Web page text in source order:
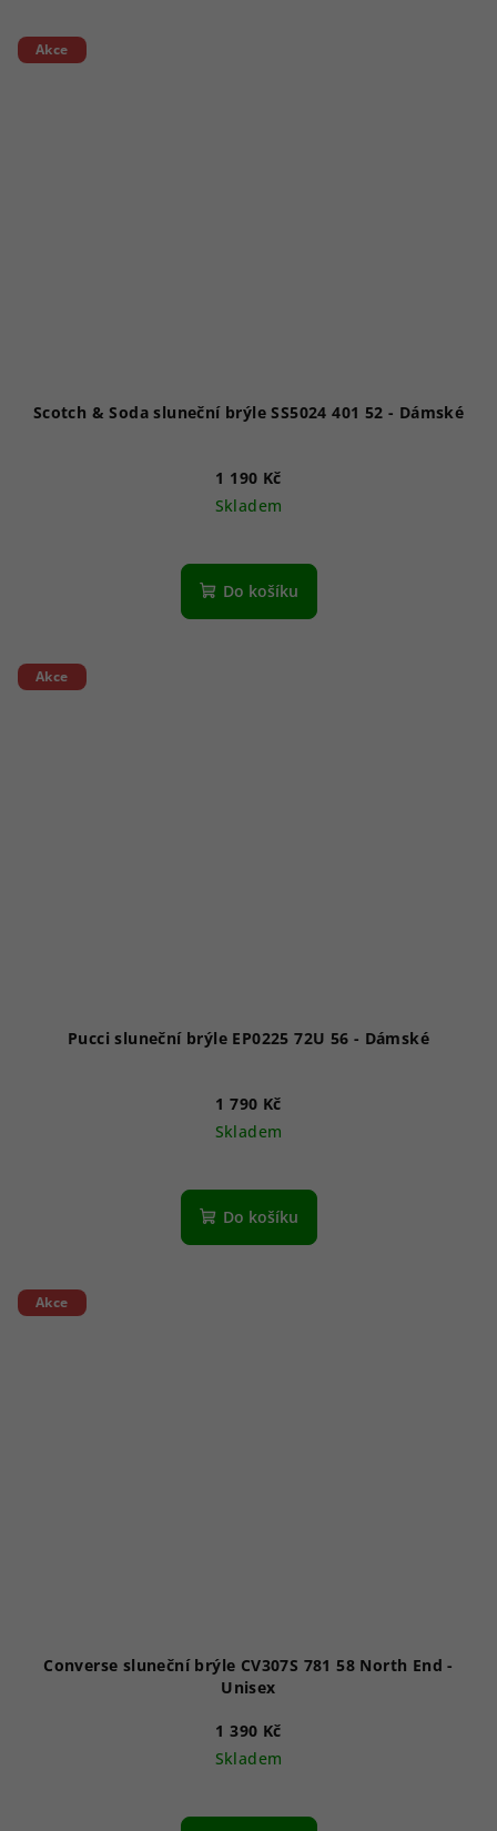
Akce
Scotch & Soda sluneční brýle SS5024 401 52 - Dámské
1 190 Kč
Skladem
Do košíku
Akce
Pucci sluneční brýle EP0225 72U 56 - Dámské
1 790 Kč
Skladem
Do košíku
Akce
Converse sluneční brýle CV307S 781 58 North End -
Unisex
1 390 Kč
Skladem